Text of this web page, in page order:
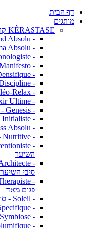
דף הבית
מותגים
KÈRASTASE קרסטס
- Blond Absolu-לבלונד המושלם
- Chroma Absolu - לשיער צבוע
- Chronologiste - אנטי אייג'ינג
- Curl Manifesto - לעיצוב וטיפוח תלתלים
- Densifique - לעיבוי שיער דליל וחלש
- Discipline - פרו קרטין לשיער מרדני
- Discipline Oléo-Relax - לשליטה בשיער נפוח
- Elixir Ultime - לשיער מבריק וזוהר
- Genesis - לטיפול בנשירת שיער
- Initialiste - לחידוש וחיזוק השיער
- NEW- Gloss Absolu- לברק עוצמתי
- Nutritive - הזנה עמוקה לשיער יבש
השיער
סיבי השיער
פגום מאד
- Soleil - סוליי- טיפוח לאחר חשיפה לשמש
- Specifique -לטיפול בבעיות קרקפת
- Symbiose - לטיפול בקשקשים
- Volumifique - להענקת נפח